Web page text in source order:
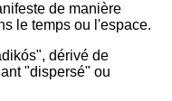
de manière
le temps ou l'espace.
dérivé de
"dispersé" ou